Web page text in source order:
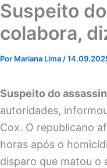
Suspeito
colabora,
Por Mariana Lima /
Suspeito do
autoridades,
Cox. O republicano
horas após o
disparo que matou o